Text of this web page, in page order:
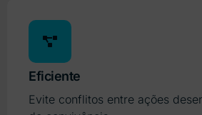
Eficiente
Evite conflitos entre ações